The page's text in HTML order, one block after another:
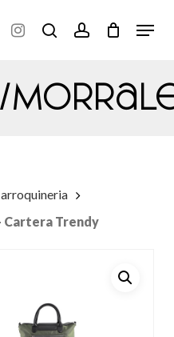
search accountMenu
Cartera Trendy